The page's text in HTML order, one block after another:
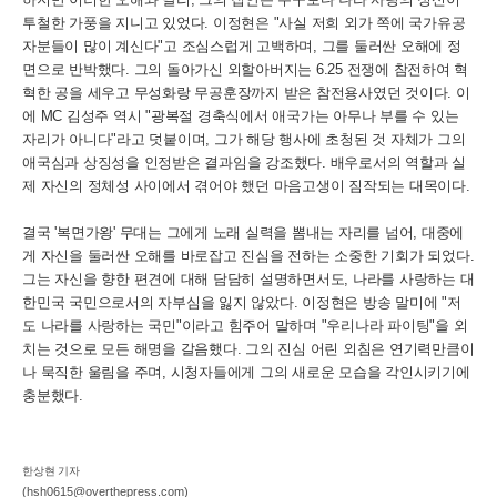
투철한 가풍을 지니고 있었다. 이정현은 "사실 저희 외가 쪽에 국가유공
자분들이 많이 계신다"고 조심스럽게 고백하며, 그를 둘러싼 오해에 정
면으로 반박했다. 그의 돌아가신 외할아버지는 6.25 전쟁에 참전하여 혁
혁한 공을 세우고 무성화랑 무공훈장까지 받은 참전용사였던 것이다. 이
에 MC 김성주 역시 "광복절 경축식에서 애국가는 아무나 부를 수 있는
자리가 아니다"라고 덧붙이며, 그가 해당 행사에 초청된 것 자체가 그의
애국심과 상징성을 인정받은 결과임을 강조했다. 배우로서의 역할과 실
제 자신의 정체성 사이에서 겪어야 했던 마음고생이 짐작되는 대목이다.
결국 '복면가왕' 무대는 그에게 노래 실력을 뽐내는 자리를 넘어, 대중에
게 자신을 둘러싼 오해를 바로잡고 진심을 전하는 소중한 기회가 되었다.
그는 자신을 향한 편견에 대해 담담히 설명하면서도, 나라를 사랑하는 대
한민국 국민으로서의 자부심을 잃지 않았다. 이정현은 방송 말미에 "저
도 나라를 사랑하는 국민"이라고 힘주어 말하며 "우리나라 파이팅"을 외
치는 것으로 모든 해명을 갈음했다. 그의 진심 어린 외침은 연기력만큼이
나 묵직한 울림을 주며, 시청자들에게 그의 새로운 모습을 각인시키기에
충분했다.
한상현 기자
(hsh0615@overthepress.com)